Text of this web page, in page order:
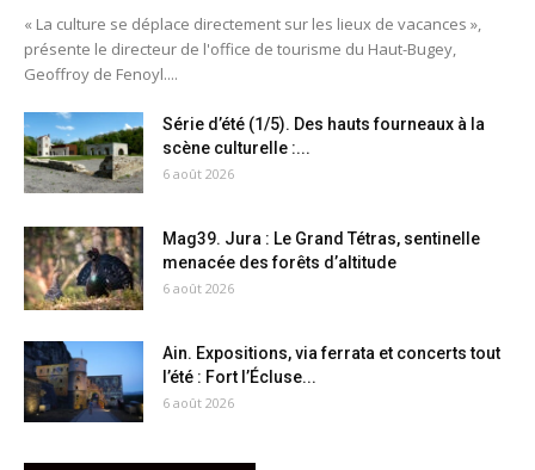
« La culture se déplace directement sur les lieux de vacances »,
présente le directeur de l'office de tourisme du Haut-Bugey,
Geoffroy de Fenoyl....
Série d’été (1/5). Des hauts fourneaux à la
scène culturelle :...
6 août 2026
Mag39. Jura : Le Grand Tétras, sentinelle
menacée des forêts d’altitude
6 août 2026
Ain. Expositions, via ferrata et concerts tout
l’été : Fort l’Écluse...
6 août 2026